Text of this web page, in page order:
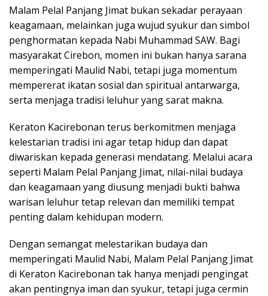
Malam Pelal Panjang Jimat bukan sekadar perayaan
keagamaan, melainkan juga wujud syukur dan simbol
penghormatan kepada Nabi Muhammad SAW. Bagi
masyarakat Cirebon, momen ini bukan hanya sarana
memperingati Maulid Nabi, tetapi juga momentum
mempererat ikatan sosial dan spiritual antarwarga,
serta menjaga tradisi leluhur yang sarat makna.
Keraton Kacirebonan terus berkomitmen menjaga
kelestarian tradisi ini agar tetap hidup dan dapat
diwariskan kepada generasi mendatang. Melalui acara
seperti Malam Pelal Panjang Jimat, nilai-nilai budaya
dan keagamaan yang diusung menjadi bukti bahwa
warisan leluhur tetap relevan dan memiliki tempat
penting dalam kehidupan modern.
Dengan semangat melestarikan budaya dan
memperingati Maulid Nabi, Malam Pelal Panjang Jimat
di Keraton Kacirebonan tak hanya menjadi pengingat
akan pentingnya iman dan syukur, tetapi juga cermin